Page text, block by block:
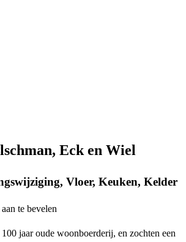
Eck en Wiel
Vloer, Keuken, Kelder
te bevelen
jaar oude woonboerderij, en zochten een